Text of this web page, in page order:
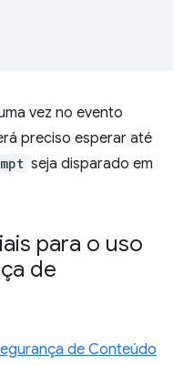
vez no evento
preciso esperar até
seja disparado em
para o uso
de
de Conteúdo